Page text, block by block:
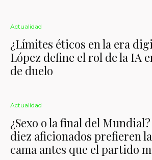
Actualidad
¿Límites éticos en la era
López define el rol de la IA
de duelo
Actualidad
¿Sexo o la final del
diez aficionados prefieren
cama antes que el partido